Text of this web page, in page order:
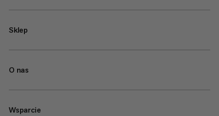
Sklep
O nas
Wsparcie